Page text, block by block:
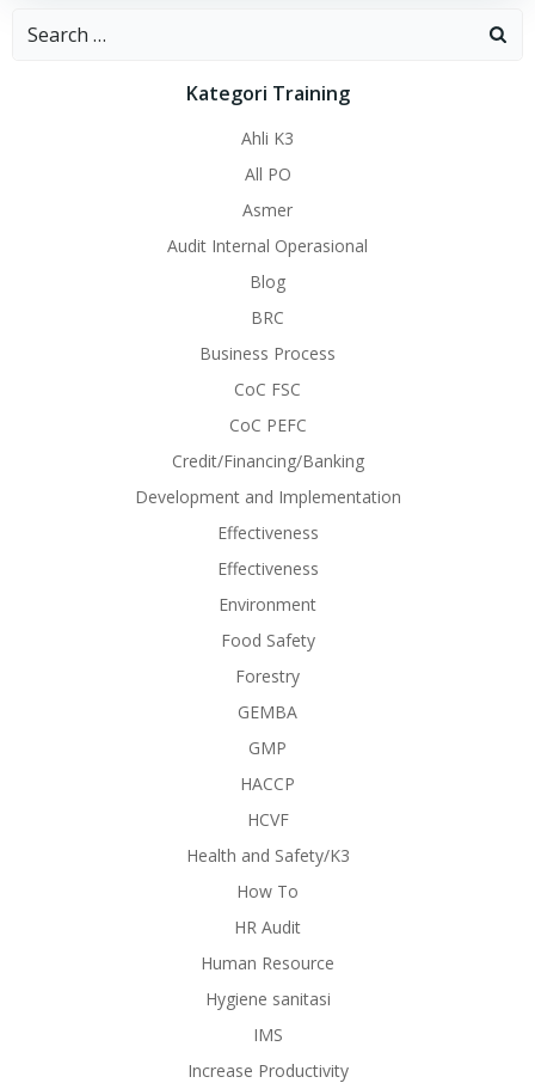
Search
Kategori Training
Ahli K3
All PO
Asmer
Audit Internal Operasional
Blog
BRC
Business Process
CoC FSC
CoC PEFC
Credit/Financing/Banking
Development and Implementation
Effectiveness
Effectiveness
Environment
Food Safety
Forestry
GEMBA
GMP
HACCP
HCVF
Health and Safety/K3
How To
HR Audit
Human Resource
Hygiene sanitasi
IMS
Increase Productivity